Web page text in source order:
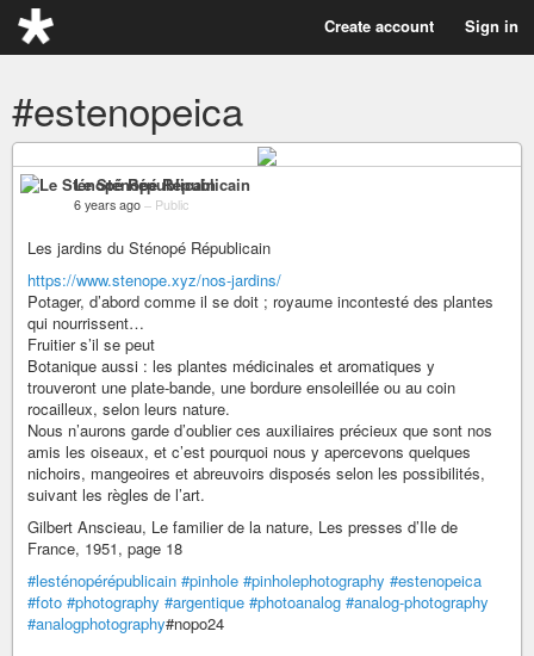
Create account Sign in
#estenopeica
Le Sténopé Républicain
6 years ago – Public
Les jardins du Sténopé Républicain
https://www.stenope.xyz/nos-jardins/
Potager, d’abord comme il se doit ; royaume incontesté des plantes
qui nourrissent…
Fruitier s’il se peut
Botanique aussi : les plantes médicinales et aromatiques y
trouveront une plate-bande, une bordure ensoleillée ou au coin
rocailleux, selon leurs nature.
Nous n’aurons garde d’oublier ces auxiliaires précieux que sont nos
amis les oiseaux, et c’est pourquoi nous y apercevons quelques
nichoirs, mangeoires et abreuvoirs disposés selon les possibilités,
suivant les règles de l’art.
Gilbert Anscieau, Le familier de la nature, Les presses d’Ile de
France, 1951, page 18
#lesténopérépublicain #pinhole #pinholephotography #estenopeica
#foto #photography #argentique #photoanalog #analog-photography
#analogphotography#nopo24